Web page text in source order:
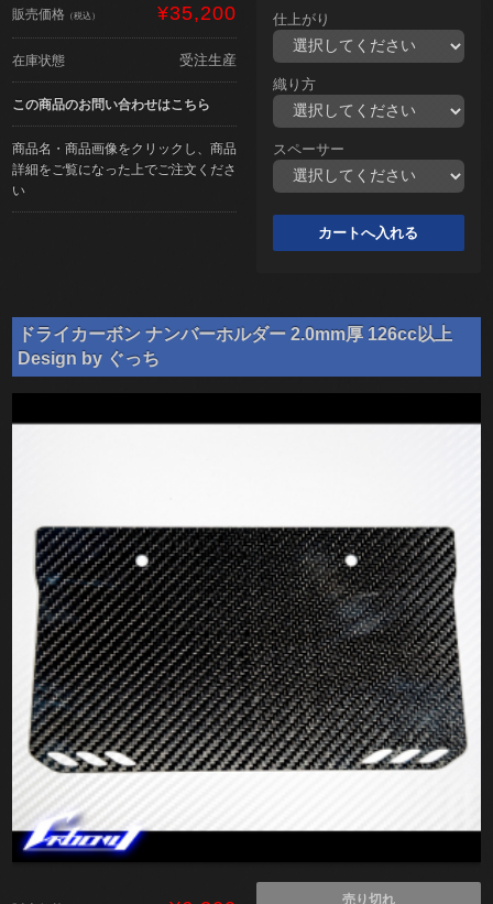
販売価格 （税込） ¥35,200
在庫状態 受注生産
この商品のお問い合わせはこちら
商品名・商品画像をクリックし、商品
詳細をご覧になった上でご注文くださ
い
仕上がり
織り方
スペーサー
ドライカーボン ナンバーホルダー 2.0mm厚 126cc以上
Design by ぐっち
売り切れ